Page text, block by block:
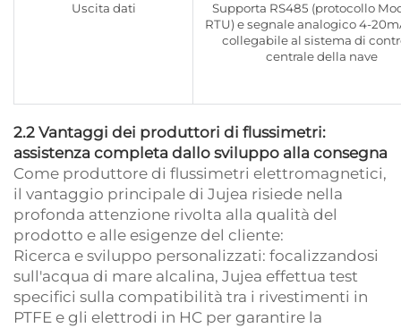
Uscita dati
Supporta RS485 (protocollo
RTU) e segnale analogico 4-
collegabile al sistema di
centrale della nave
2.2 Vantaggi dei produttori di flussimetri:
assistenza completa dallo sviluppo alla consegna
Come produttore di flussimetri elettromagnetici,
il vantaggio principale di Jujea risiede nella
profonda attenzione rivolta alla qualità del
prodotto e alle esigenze del cliente:
Ricerca e sviluppo personalizzati: focalizzandosi
sull'acqua di mare alcalina, Jujea effettua test
specifici sulla compatibilità tra i rivestimenti in
PTFE e gli elettrodi in HC per garantire la